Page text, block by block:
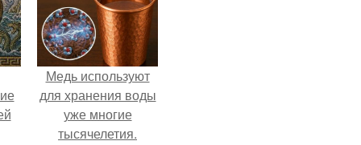
Медь используют
для хранения воды
уже многие
тысячелетия.